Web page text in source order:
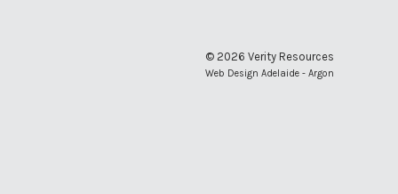
© 2026 Verity Resources
Web Design Adelaide - Argon